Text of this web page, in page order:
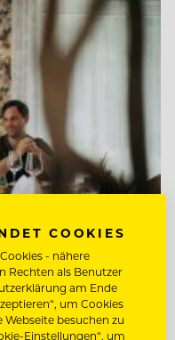
COOKIES
- nähere
Rechten als Benutzer
am Ende
um Cookies
besuchen zu
Einstellungen“, um